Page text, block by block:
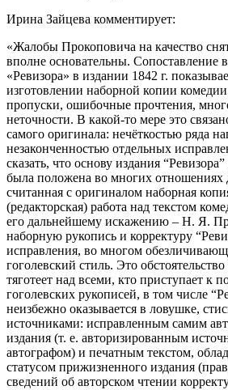
Ирина Зайцева комментирует:
«Жалобы Прокоповича на качество
вполне основательны. Сопоставление
«Ревизора» в издании 1842 г.
изготовлении наборной копии
пропуски, ошибочные прочтения,
неточности. В какой-то мере это
самого оригинала: нечёткостью ряда
незаконченностью отдельных
сказать, что основу издания
была положена во многих отношениях
считанная с оригиналом наборная
(редакторская) работа над текстом
его дальнейшему искажению – Н. Я.
наборную рукопись и корректуру
исправления, во многом
гоголевский стиль. Это
тяготеет над всеми, кто приступает к
гоголевских рукописей, в том числе
неизбежно оказывается в ловушке,
источниками: исправленным самим
издания (т. е. авторизированным
автографом) и печатным текстом,
статусом прижизненного издания
сведений об авторском чтении